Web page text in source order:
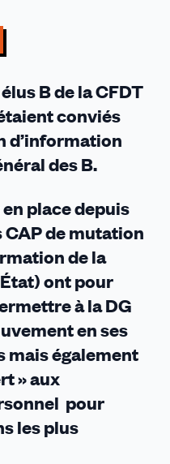
? ?
B de la CFDT
conviés
d’information
des B.
place depuis
de mutation
de la
ont pour
à la DG
en ses
mais également
» aux
pour
les plus